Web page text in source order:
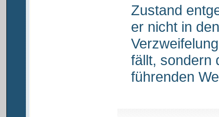
Zustand
er nicht in
fällt, sondern
führenden